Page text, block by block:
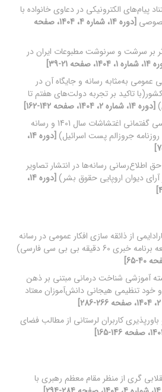
پیام‌های الکترونیکی در دعاوی خانواده با
[دوره 14، شماره 4، 1404، صفحه
بر سرشت و سرنوشت مطبوعات ایران در
صفحه 21-39]
عمومی به‌مثابه رسانه و جایگاه آن در
تاکید بر تجربه دولت‌های هفتم تا
[دوره 14، شماره 2، 1404، صفحه 142-162]
دیپلماسی گفتمانی اغتشاشات سال 1401 و رسانه
جروزالم پست اسرائیل)
[دوره 14،
حق اطلاع‌رسانی رسانه‌ها در انتشار تصاویر
دیوان اروپایی حقوق بشر)
[دوره 14،
از ذائقه سازی افکار عمومی در رسانه
دقیقه بی بی سی فارسی)
آموزشی شناخت درمانی مبتنی بر ذهن
خود تنظیمی هیجانی دانش‌آموزان معتاد
باورپذیری کاربران لرستانی از مطالب فضای
گری از منظر مقام معظم رهبری با